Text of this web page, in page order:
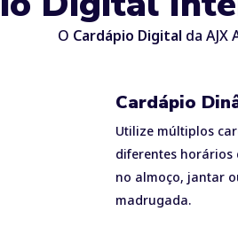
O Cardápio Digital da AJX
Cardápio
Utilize múltiplos
diferentes horários
no almoço, jantar
madrugada.